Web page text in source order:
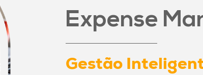
Expense
Gestão